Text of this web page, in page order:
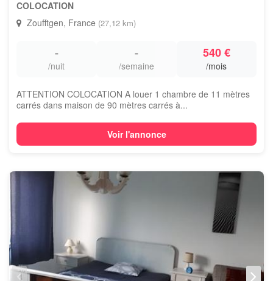
COLOCATION
Zoufftgen, France (27,12 km)
-
/nuit
-
/semaine
540 €
/mois
ATTENTION COLOCATION A louer 1 chambre de 11 mètres
carrés dans maison de 90 mètres carrés à...
Voir l'annonce